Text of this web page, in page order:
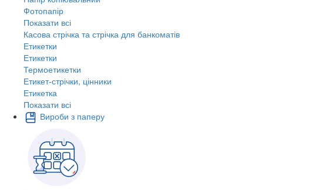
Фотопапір
Показати всі
Касова стрічка та стрічка для банкоматів
Етикетки
Етикетки
Термоетикетки
Етикет-стрічки, цінники
Етикетка
Показати всі
Вироби з паперу